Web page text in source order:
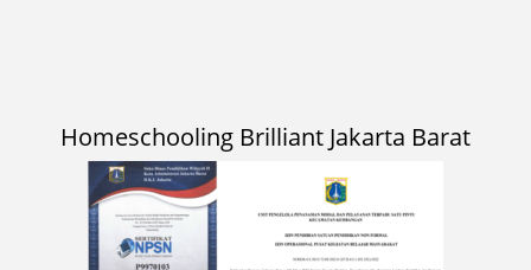
Homeschooling Brilliant Jakarta Barat